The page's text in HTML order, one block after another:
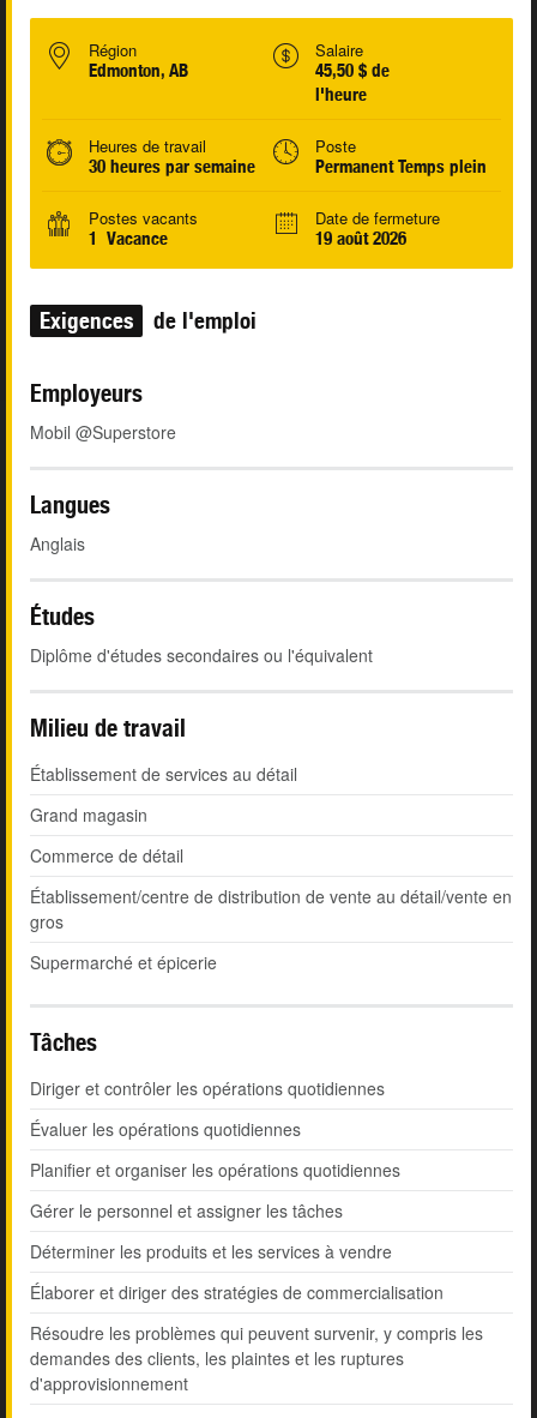
Région
Edmonton, AB
Salaire
45,50 $ de
l'heure
Heures de travail
30 heures par semaine
Poste
Permanent Temps plein
Postes vacants
1 Vacance
Date de fermeture
19 août 2026
Exigences de l'emploi
Employeurs
Mobil @Superstore
Langues
Anglais
Études
Diplôme d'études secondaires ou l'équivalent
Milieu de travail
Établissement de services au détail
Grand magasin
Commerce de détail
Établissement/centre de distribution de vente au détail/vente en
gros
Supermarché et épicerie
Tâches
Diriger et contrôler les opérations quotidiennes
Évaluer les opérations quotidiennes
Planifier et organiser les opérations quotidiennes
Gérer le personnel et assigner les tâches
Déterminer les produits et les services à vendre
Élaborer et diriger des stratégies de commercialisation
Résoudre les problèmes qui peuvent survenir, y compris les
demandes des clients, les plaintes et les ruptures
d'approvisionnement